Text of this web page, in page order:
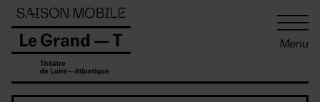
Menu
Panneau de gestion des cookies